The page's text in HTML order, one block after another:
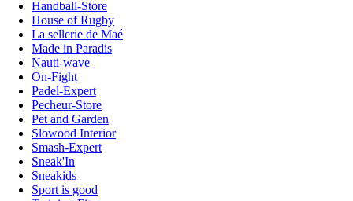
Handball-Store
House of Rugby
La sellerie de Maé
Made in Paradis
Nauti-wave
On-Fight
Padel-Expert
Pecheur-Store
Pet and Garden
Slowood Interior
Smash-Expert
Sneak'In
Sneakids
Sport is good